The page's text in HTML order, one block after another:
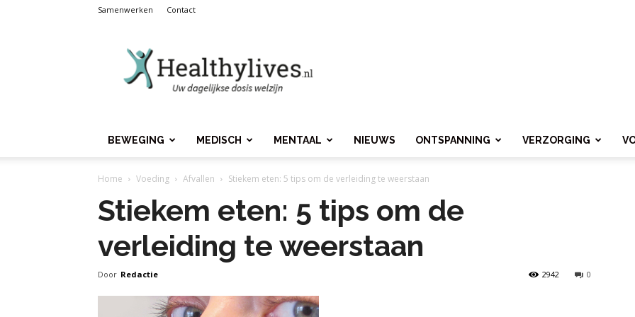
Samenwerken Contact
BEWEGING MEDISCH MENTAAL NIEUWS ONTSPANNING VERZORGING
Home Voeding Afvallen Stiekem eten: 5 tips om de verleiding te weerstaan
Stiekem eten: 5 tips om de
verleiding te weerstaan
Door Redactie 0
2942